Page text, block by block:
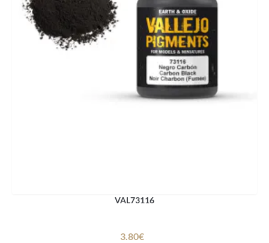
VAL73116
3.80€